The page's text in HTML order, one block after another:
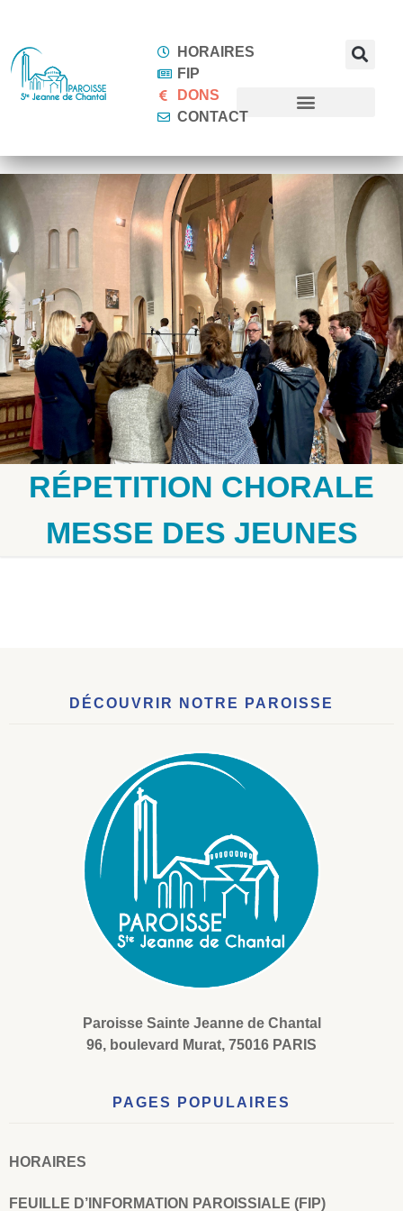
HORAIRES
FIP
DONS
CONTACT
RÉPETITION CHORALE
MESSE DES JEUNES
DÉCOUVRIR NOTRE PAROISSE
Paroisse Sainte Jeanne de Chantal
96, boulevard Murat, 75016 PARIS
PAGES POPULAIRES
HORAIRES
FEUILLE D’INFORMATION PAROISSIALE (FIP)